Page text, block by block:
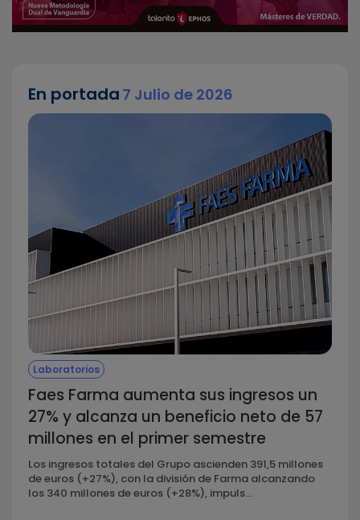
En portada 7 Julio de 2026
Laboratorios
Faes Farma aumenta sus ingresos un
27% y alcanza un beneficio neto de 57
millones en el primer semestre
Los ingresos totales del Grupo ascienden 391,5 millones
de euros (+27%), con la división de Farma alcanzando
los 340 millones de euros (+28%), impuls...